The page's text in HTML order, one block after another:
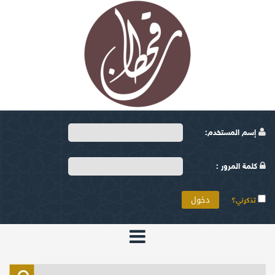
إسم المستخدم:
كلمة المرور :
تذكرني؟